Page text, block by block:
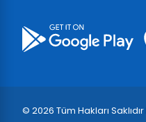
© 2026 Tüm Hakları Saklıdır